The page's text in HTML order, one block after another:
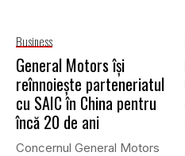
Business
General Motors își
reînnoiește parteneriatul
cu SAIC în China pentru
încă 20 de ani
Concernul General Motors